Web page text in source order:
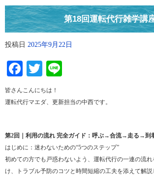
第18回運転代行雑学講
投稿日 2025年9月22日
Facebook
Twitter
皆さんこんにちは！
運転代行マエダ、更新担当の中西です。
第2回｜利用の流れ 完全ガイド：呼ぶ→合流→走る→到
はじめに：迷わないための“5つのステップ”
初めての方でも戸惑わないよう、運転代行の一連の流
け、トラブル予防のコツと時間短縮の工夫を添えて解説